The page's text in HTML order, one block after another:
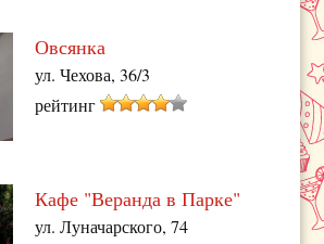
Овсянка
ул. Чехова, 36/3
рейтинг
Кафе "Веранда в Парке"
ул. Луначарского, 74